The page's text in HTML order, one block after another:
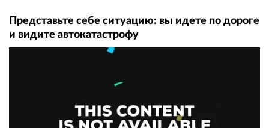
Представьте себе ситуацию: вы идете по дороге
и видите автокатастрофу